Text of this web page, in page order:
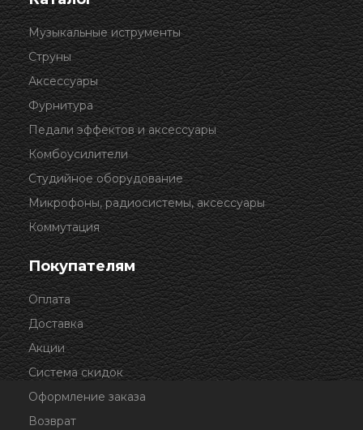
Музыкальные иструменты
Струны
Аксессуары
Фурнитура
Педали эффектов и аксессуары
Комбоусилители
Студийное оборудование
Микрофоны, радиосистемы, аксессуары
Коммутация
Покупателям
Оплата
Доставка
Акции
Система скидок
Оформление заказа
Возврат